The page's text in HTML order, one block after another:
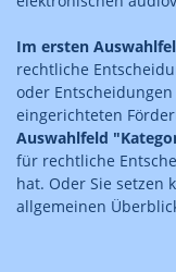
Im ersten
rechtliche
oder
eingerichteten
Auswahlfeld
für rechtliche
hat. Oder Sie setzen
allgemeinen